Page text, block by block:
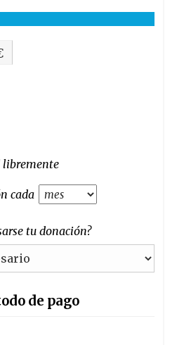
libremente
cada
tu donación?
de pago